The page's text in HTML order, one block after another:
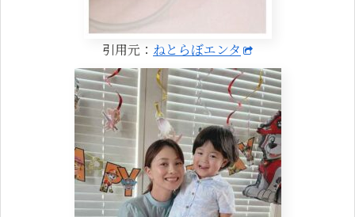
引用元： ねとらぼエンタ